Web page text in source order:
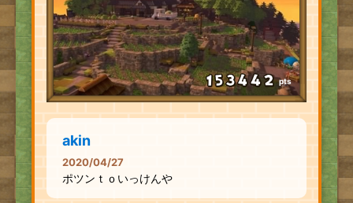
pts
akin
2020/04/27
ポツンｔｏいっけんや